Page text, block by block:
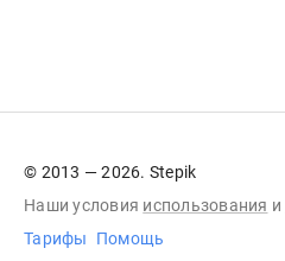
© 2013 — 2026. Stepik
Наши условия использования и
Тарифы
Помощь